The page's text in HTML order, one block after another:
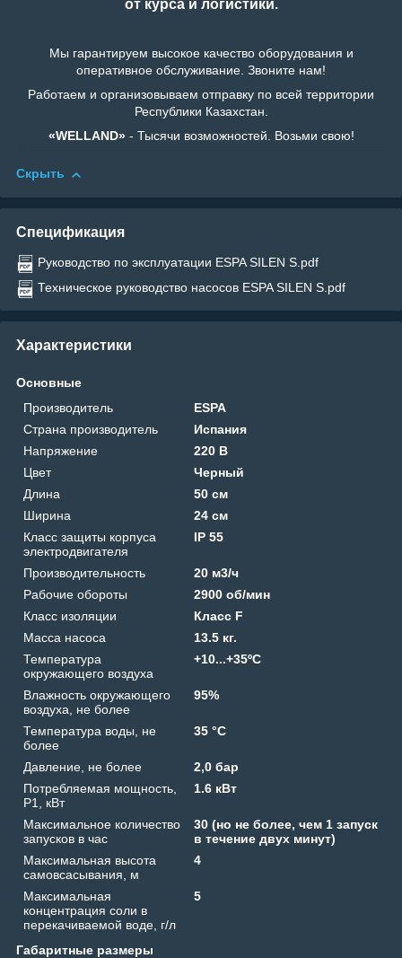
от курса и логистики.
Мы гарантируем высокое качество оборудования и
оперативное обслуживание. Звоните нам!
Работаем и организовываем отправку по всей территории
Республики Казахстан.
«WELLAND»- Тысячи возможностей. Возьми свою!
Скрыть
Спецификация
Руководство по эксплуатации ESPA SILEN S.pdf
Техническое руководство насосов ESPA SILEN S.pdf
Характеристики
Основные
Производитель
ESPA
Страна производитель
Испания
Напряжение
220 В
Цвет
Черный
Длина
50 см
Ширина
24 см
Класс защиты корпуса
электродвигателя
IP 55
Производительность
20 м3/ч
Рабочие обороты
2900 об/мин
Класс изоляции
Класс F
Масса насоса
13.5 кг.
Температура
окружающего воздуха
+10...+35ºС
Влажность окружающего
воздуха, не более
95%
Температура воды, не
более
35 °C
Давление, не более
2,0 бар
Потребляемая мощность,
P1, кВт
1.6 кВт
Максимальное количество
запусков в час
30 (но не более, чем 1 запуск
в течение двух минут)
Максимальная высота
самовсасывания, м
4
Максимальная
концентрация соли в
перекачиваемой воде, г/л
5
Габаритные размеры